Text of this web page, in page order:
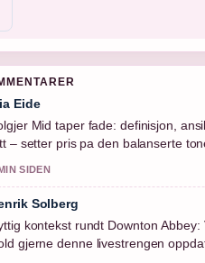
Eide
Mid taper fade: definisjon,
– setter pris pa den balanserte
SIDEN
Solberg
kontekst rundt Downton Abbey:
gjerne denne livestrengen